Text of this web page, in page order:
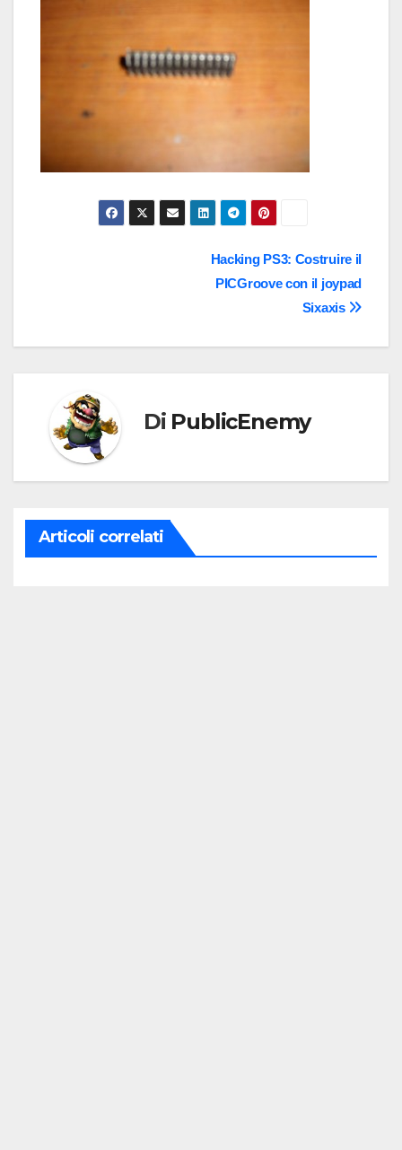
Hacking PS3: Costruire il
PICGroove con il joypad
Sixaxis
Di PublicEnemy
Articoli correlati